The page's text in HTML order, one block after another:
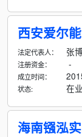
西安爱尔
法定代表人： 张博
注册资金： -
成立时间：
状态: 在
海南镪泓